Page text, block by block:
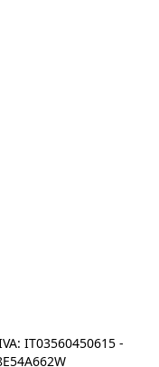
IT03560450615 -